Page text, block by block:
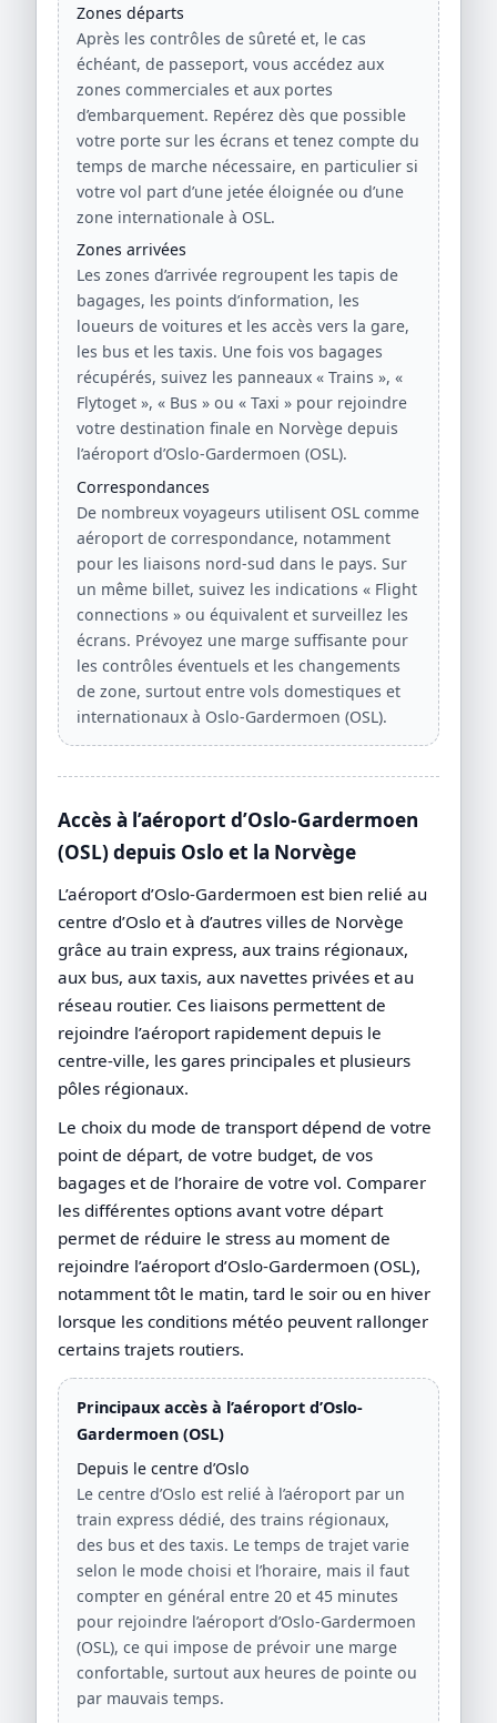
Zones départs
Après les contrôles de sûreté et, le cas
échéant, de passeport, vous accédez aux
zones commerciales et aux portes
d’embarquement. Repérez dès que possible
votre porte sur les écrans et tenez compte du
temps de marche nécessaire, en particulier si
votre vol part d’une jetée éloignée ou d’une
zone internationale à OSL.
Zones arrivées
Les zones d’arrivée regroupent les tapis de
bagages, les points d’information, les
loueurs de voitures et les accès vers la gare,
les bus et les taxis. Une fois vos bagages
récupérés, suivez les panneaux « Trains », «
Flytoget », « Bus » ou « Taxi » pour rejoindre
votre destination finale en Norvège depuis
l’aéroport d’Oslo-Gardermoen (OSL).
Correspondances
De nombreux voyageurs utilisent OSL comme
aéroport de correspondance, notamment
pour les liaisons nord-sud dans le pays. Sur
un même billet, suivez les indications « Flight
connections » ou équivalent et surveillez les
écrans. Prévoyez une marge suffisante pour
les contrôles éventuels et les changements
de zone, surtout entre vols domestiques et
internationaux à Oslo-Gardermoen (OSL).
Accès à l’aéroport d’Oslo-Gardermoen
(OSL) depuis Oslo et la Norvège
L’aéroport d’Oslo-Gardermoen est bien relié au
centre d’Oslo et à d’autres villes de Norvège
grâce au train express, aux trains régionaux,
aux bus, aux taxis, aux navettes privées et au
réseau routier. Ces liaisons permettent de
rejoindre l’aéroport rapidement depuis le
centre-ville, les gares principales et plusieurs
pôles régionaux.
Le choix du mode de transport dépend de votre
point de départ, de votre budget, de vos
bagages et de l’horaire de votre vol. Comparer
les différentes options avant votre départ
permet de réduire le stress au moment de
rejoindre l’aéroport d’Oslo-Gardermoen (OSL),
notamment tôt le matin, tard le soir ou en hiver
lorsque les conditions météo peuvent rallonger
certains trajets routiers.
Principaux accès à l’aéroport d’Oslo-
Gardermoen (OSL)
Depuis le centre d’Oslo
Le centre d’Oslo est relié à l’aéroport par un
train express dédié, des trains régionaux,
des bus et des taxis. Le temps de trajet varie
selon le mode choisi et l’horaire, mais il faut
compter en général entre 20 et 45 minutes
pour rejoindre l’aéroport d’Oslo-Gardermoen
(OSL), ce qui impose de prévoir une marge
confortable, surtout aux heures de pointe ou
par mauvais temps.